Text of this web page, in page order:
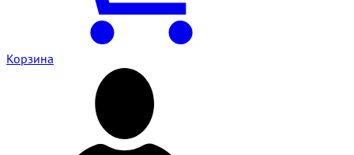
Корзина